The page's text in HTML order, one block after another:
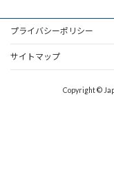
プライバシーポリシー
サイトマップ
Copyright ©